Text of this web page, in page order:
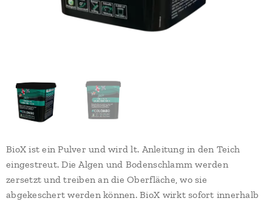
BioX ist ein Pulver und wird lt. Anleitung in den Teich
eingestreut. Die Algen und Bodenschlamm werden
zersetzt und treiben an die Oberfläche, wo sie
abgekeschert werden können. BioX wirkt sofort innerhalb